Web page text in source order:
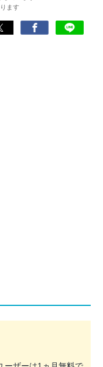
。ゲームが持つ楽しさ
イティングを心がけて
ます